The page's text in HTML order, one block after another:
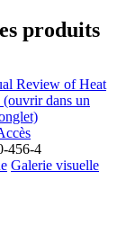
produits
Review of Heat
(ouvrir dans un
456-4
Galerie visuelle